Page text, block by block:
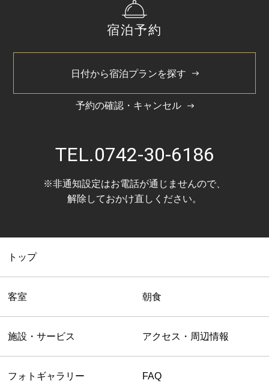
宿泊予約
日付から宿泊プランを探す
予約の確認・キャンセル
TEL.0742-30-6186
※非通知設定はお電話が通じませんので、
解除しておかけ直しください。
トップ
客室 朝食
施設・サービス アクセス・周辺情報
フォトギャラリー FAQ